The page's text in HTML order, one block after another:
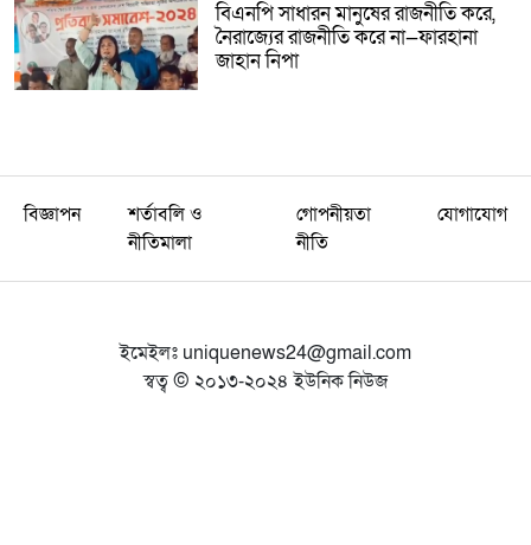
বিএনপি সাধারন মানুষের রাজনীতি করে,
নৈরাজ্যের রাজনীতি করে না—ফারহানা
জাহান নিপা
বিজ্ঞাপন
শর্তাবলি ও
নীতিমালা
গোপনীয়তা
নীতি
যোগাযোগ
ইমেইলঃ uniquenews24@gmail.com
স্বত্ব © ২০১৩-২০২৪ ইউনিক নিউজ